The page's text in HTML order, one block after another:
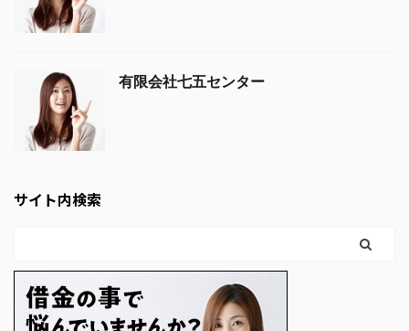
有限会社七五センター
サイト内検索